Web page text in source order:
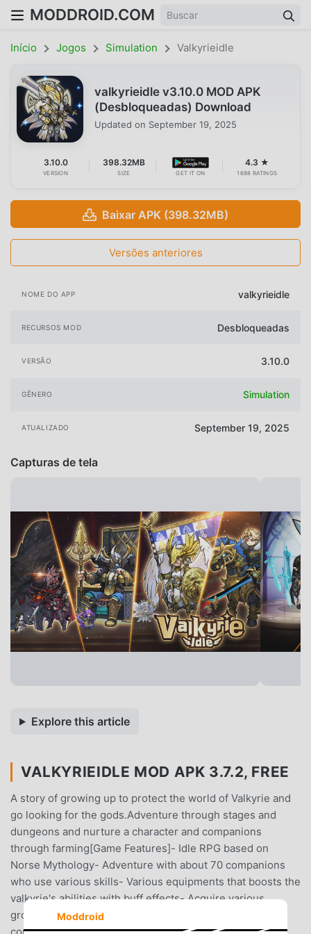
MODDROID.COM
Início Jogos Simulation Valkyrieidle
valkyrieidle v3.10.0 MOD APK
(Desbloqueadas) Download
Updated on September 19, 2025
3.10.0
VERSION
398.32MB
SIZE GET IT ON
4.3 ★
1698 RATINGS
Baixar APK (398.32MB)
Versões anteriores
NOME DO APP valkyrieidle
RECURSOS MOD Desbloqueadas
VERSÃO 3.10.0
GÊNERO Simulation
ATUALIZADO September 19, 2025
Capturas de tela
Explore this article
VALKYRIEIDLE MOD APK 3.7.2, FREE
A story of growing up to protect the world of Valkyrie and
go looking for the gods.Adventure through stages and
dungeons and nurture a character and companions
through farming[Game Features]- Idle RPG based on
Norse Mythology- Adventure with about 70 companions
who use various skills- Various equipments that boosts the
valkyrie's abilities with buff effects- Acquire various
growth materials through 10 dungeons with many
Moddroid